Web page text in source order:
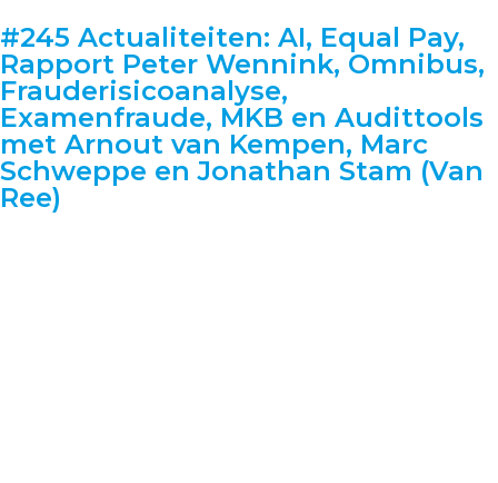
#245 Actualiteiten: AI, Equal Pay,
Rapport Peter Wennink, Omnibus,
Frauderisicoanalyse,
Examenfraude, MKB en Audittools
met Arnout van Kempen, Marc
Schweppe en Jonathan Stam (Van
Ree)